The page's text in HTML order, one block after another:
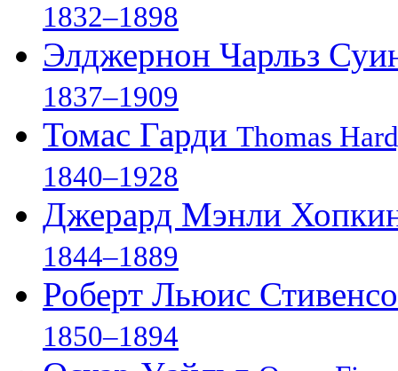
1832–1898
Элджернон Чарльз
1837–1909
Томас Гарди Thomas
1840–1928
Джерард Мэнли
1844–1889
Роберт Льюис
1850–1894